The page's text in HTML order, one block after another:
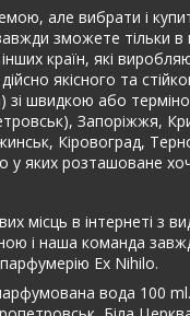
але вибрати і
зможете
країн, які
якісного та
зі швидкою або
Запоріжжя,
Кіровоград,
у яких розташоване
місць в інтернеті
і наша команда
Ex Nihilo.
вода 100